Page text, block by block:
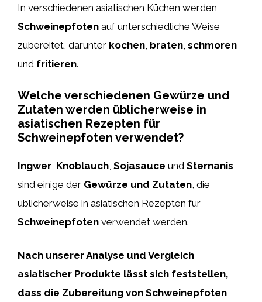
In verschiedenen asiatischen Küchen werden
Schweinepfoten auf unterschiedliche Weise
zubereitet, darunter kochen, braten, schmoren
und fritieren.
Welche verschiedenen Gewürze und
Zutaten werden üblicherweise in
asiatischen Rezepten für
Schweinepfoten verwendet?
Ingwer Knoblauch Sojasauce und Sternanis
sind einige der Gewürze und Zutaten , die
üblicherweise in asiatischen Rezepten für
Schweinepfoten verwendet werden.
Nach unserer Analyse und Vergleich
asiatischer Produkte lässt sich feststellen,
dass die Zubereitung von Schweinepfoten